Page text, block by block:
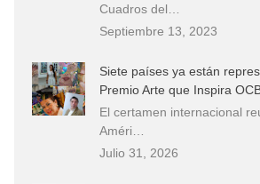
Cuadros del…
Septiembre 13, 2023
Siete países ya están
Premio Arte que Inspira
El certamen internacional
Améri…
Julio 31, 2026